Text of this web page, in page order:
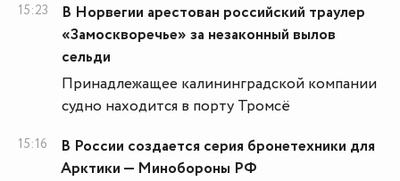
15:23
В Норвегии арестован российский траулер
«Замоскворечье» за незаконный вылов
сельди
Принадлежащее калининградской компании
судно находится в порту Тромсё
15:16
В России создается серия бронетехники для
Арктики — Минобороны РФ